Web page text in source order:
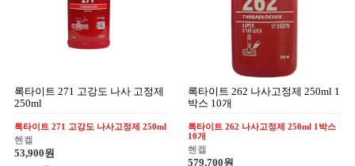
록타이트 271 고강도 나사 고정제
250ml
록타이트 271 고강도 나사고정제 250ml
헨켈
53,900원
록타이트 262 나사고정제 250ml 1
박스 10개
록타이트 262 나사고정제 250ml 1박스
10개
헨켈
579,700원